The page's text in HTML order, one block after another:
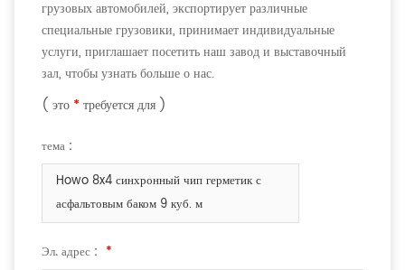
грузовых автомобилей, экспортирует различные
специальные грузовики, принимает индивидуальные
услуги, приглашает посетить наш завод и выставочный
зал, чтобы узнать больше о нас.
( это * требуется для )
тема :
Howo 8x4 синхронный чип герметик с
асфальтовым баком 9 куб. м
Эл. адрес : *